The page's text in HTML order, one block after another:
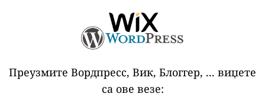
Преузмите Вордпресс, Вик, Блоггер, ... виџете
са ове везе: